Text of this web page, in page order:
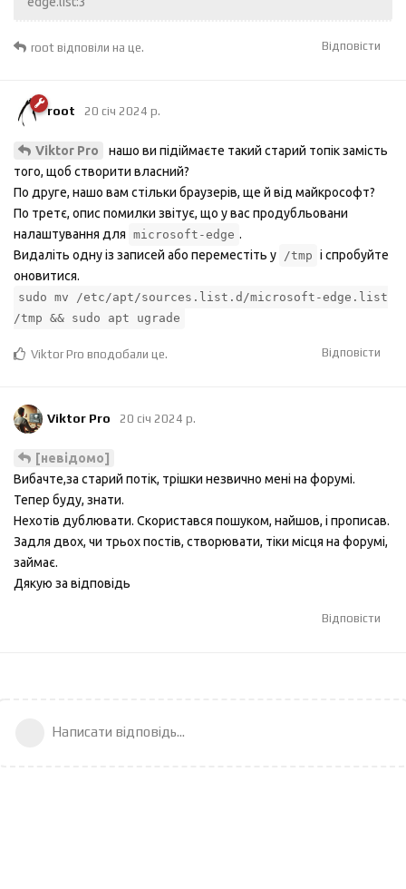
Відповісти
root відповіли на це.
root 20 січ 2024 р.
Viktor Pro
нашо ви підіймаєте такий старий топік замість
того, щоб створити власний?
По друге, нашо вам стільки браузерів, ще й від майкрософт?
По третє, опис помилки звітує, що у вас продубльовани
налаштування для microsoft-edge .
Видаліть одну із записей або переместіть у /tmp і спробуйте
оновитися.
sudo mv /etc/apt/sources.list.d/microsoft-edge.list
/tmp && sudo apt ugrade
Відповісти
Viktor Pro вподобали це.
Viktor Pro 20 січ 2024 р.
[невідомо]
Вибачте,за старий потік, трішки незвично мені на форумі.
Тепер буду, знати.
Нехотів дублювати. Скористався пошуком, найшов, і прописав.
Задля двох, чи трьох постів, створювати, тіки місця на форумі,
займає.
Дякую за відповідь
Відповісти
Написати відповідь...